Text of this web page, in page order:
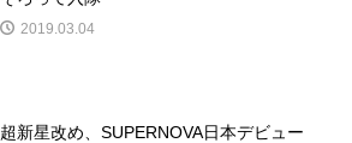
2019.03.04
超新星改め、SUPERNOVA日本デビュー